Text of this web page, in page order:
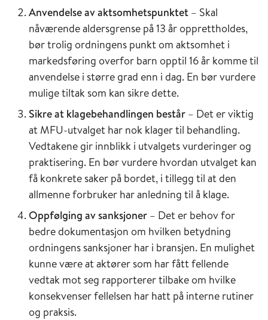
Anvendelse av aktsomhetspunktet – Skal
nåværende aldersgrense på 13 år opprettholdes,
bør trolig ordningens punkt om aktsomhet i
markedsføring overfor barn opptil 16 år komme til
anvendelse i større grad enn i dag. En bør vurdere
mulige tiltak som kan sikre dette.
Sikre at klagebehandlingen består – Det er viktig
at MFU-utvalget har nok klager til behandling.
Vedtakene gir innblikk i utvalgets vurderinger og
praktisering. En bør vurdere hvordan utvalget kan
få konkrete saker på bordet, i tillegg til at den
allmenne forbruker har anledning til å klage.
Oppfølging av sanksjoner – Det er behov for
bedre dokumentasjon om hvilken betydning
ordningens sanksjoner har i bransjen. En mulighet
kunne være at aktører som har fått fellende
vedtak mot seg rapporterer tilbake om hvilke
konsekvenser fellelsen har hatt på interne rutiner
og praksis.